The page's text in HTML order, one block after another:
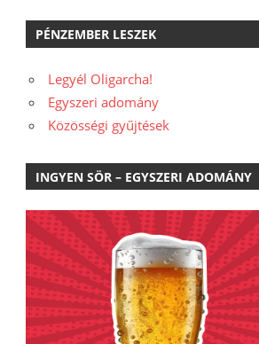
PÉNZEMBER LESZEK
Legyél Oligarcha!
Egyszeri adomány
Közösségi gyűjtések
INGYEN SÖR – EGYSZERI ADOMÁNY